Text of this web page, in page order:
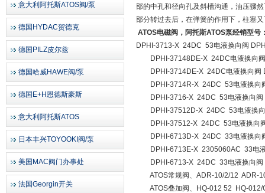
意大利阿托斯ATOS阀/泵
德国HYDAC贺德克
德国PILZ皮尔兹
德国哈威HAWE阀/泵
德国E+H恩德斯豪斯
意大利阿托斯ATOS
日本丰兴TOYOOKI阀/泵
美国MAC阀门办事处
法国Georgin开关
部的中孔和径向孔及斜槽沟通，油压骤
部分转过去后，在弹簧的作用下，柱塞
ATOS电磁阀，阿托斯ATOS泵经销型号
DPHI-3713-X 24DC 53电液换向阀
DPHI-37148DE-X 24DC电液换向阀
DPHI-3714DE-X 24DC电液换向阀
DPHI-3714R-X 24DC 53电液换向
DPHI-3716-X 24DC 53电液换向阀
DPHI-37512D-X 24DC 53电液换向
DPHI-37512-X 24DC 53电液换向
DPHI-6713D-X 24DC 33电液换向
DPHI-6713E-X 2305060AC 33电液
DPHI-6713-X 24DC 33电液换向阀
ATOS常规阀、ADR-10/2/12 ADR-
ATOS叠加阀、HQ-012 52 HQ-012/